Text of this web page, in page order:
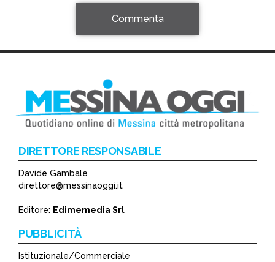
*
Commenta
DIRETTORE RESPONSABILE
Davide Gambale
direttore@messinaoggi.it
Editore: Edimemedia Srl
PUBBLICITÀ
Istituzionale/Commerciale